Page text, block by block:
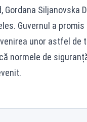
Gordana Siljanovska
Guvernul a
unor astfel de
normele de